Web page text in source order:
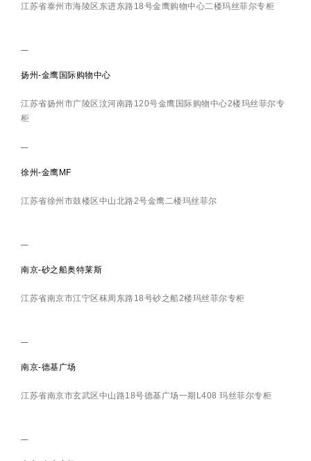
江苏省泰州市海陵区东进东路18号金鹰购物中心二楼玛丝菲尔专柜
扬州-金鹰国际购物中心
江苏省扬州市广陵区汶河南路120号金鹰国际购物中心2楼玛丝菲尔专
柜
徐州-金鹰MF
江苏省徐州市鼓楼区中山北路2号金鹰二楼玛丝菲尔
南京-砂之船奥特莱斯
江苏省南京市江宁区秣周东路18号砂之船2楼玛丝菲尔专柜
南京-德基广场
江苏省南京市玄武区中山路18号德基广场一期L408 玛丝菲尔专柜